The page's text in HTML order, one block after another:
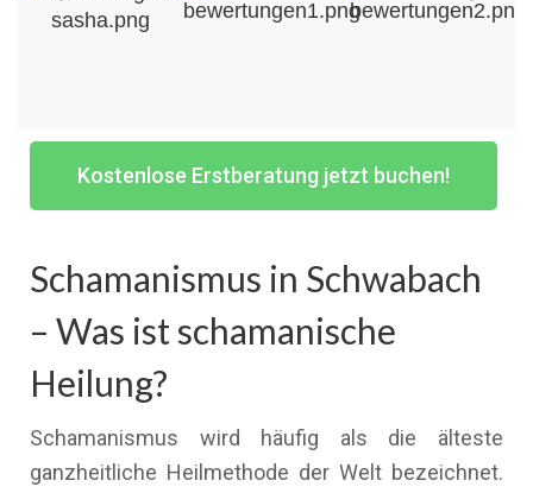
Kostenlose Erstberatung jetzt buchen!
Schamanismus in Schwabach
– Was ist schamanische
Heilung?
Schamanismus wird häufig als die älteste
ganzheitliche Heilmethode der Welt bezeichnet.